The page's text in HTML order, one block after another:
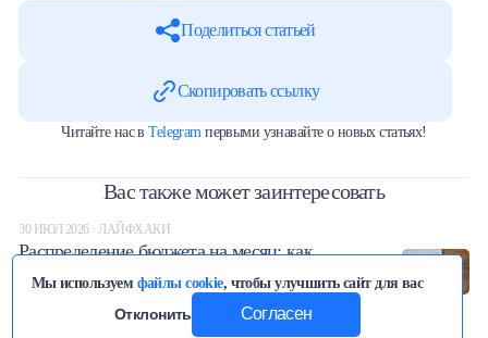
Мы используем файлы cookie, чтобы улучшить сайт для вас
Отклонить
Согласен
Поделиться статьей
Скопировать ссылку
Читайте нас вTelegram первыми узнавайте о новых статьях!
Вас также может заинтересовать
30 ИЮЛ 2026 · ЛАЙФХАКИ
Распределение бюджета на месяц: как
эффективно распорядиться зарплатой
минут(ы)